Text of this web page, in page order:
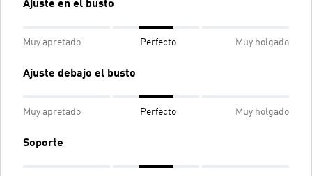
Ajuste en el busto
Muy apretado Perfecto Muy holgado
Ajuste debajo el busto
Muy apretado Perfecto Muy holgado
Soporte